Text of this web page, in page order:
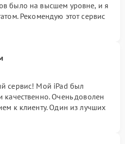
было на высшем уровне, и я
Рекомендую этот сервис
сервис! Мой iPad был
качественно. Очень доволен
к клиенту. Один из лучших